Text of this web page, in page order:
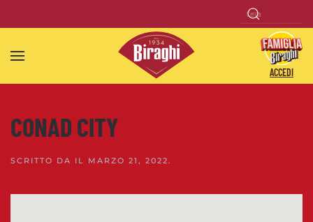
Skip to main content
ACCEDI
CONAD CITY
SCRITTO DA IL MARZO 21, 2022.